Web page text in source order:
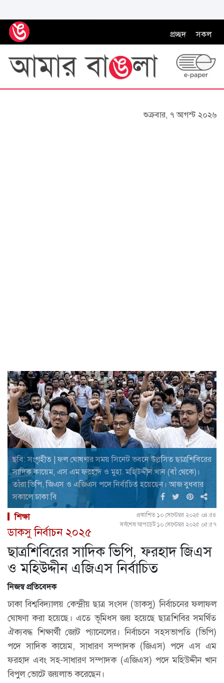
প্রচ্ছদ সকল
শুক্রবার, ৭ আগস্ট ২০২৬
ছবি: সংগৃহীত | ফল ঘোষণার সময় সিনেট ভবনে উল্লসিত ছাত্রশিবিরের
সাদিক কায়েম, এস এম ফরহাদ ও মুহা. মহিউদ্দীন খান (বাঁ থেকে)।
তাঁরা ভিপি, জিএস ও এজিএস পদে নির্বাচিত হয়েছেন। আজ বুধবার
সকালে ঢাকা বি
শিক্ষা
প্রকাশিত ১০ সেপ্টেম্বর ২০২৫ ০৪:৫৪
সর্বশেষ আপডেট ১০ সেপ্টেম্বর ২০২৫ ০৫:৫৭
ডাকসু নির্বাচন ২০২৫
ছাত্রশিবিরের সাদিক ভিপি, ফরহাদ জিএস
ও মহিউদ্দীন এজিএস নির্বাচিত
নিজস্ব প্রতিবেদক
ঢাকা বিশ্ববিদ্যালয় কেন্দ্রীয় ছাত্র সংসদ (ডাকসু) নির্বাচনের ফলাফল
ঘোষণা করা হয়েছে। এতে ভূমিধ্স জয় হয়েছে ছাত্রশিবির সমর্থিত
ঐক্যবদ্ধ শিক্ষার্থী জোট প্যানেলের। নির্বাচনে সহসভাপতি (ভিপি)
পদে সাদিক কায়েম, সাধারণ সম্পাদক (জিএস) পদে এস এম
ফরহাদ এবং সহ-সাধারণ সম্পাদক (এজিএস) পদে মহিউদ্দীন খান
বিপুল ভোটে জয়লাভ করেছেন।